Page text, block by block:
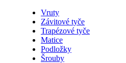
Vruty
Závitové tyče
Trapézové tyče
Matice
Podložky
Šrouby